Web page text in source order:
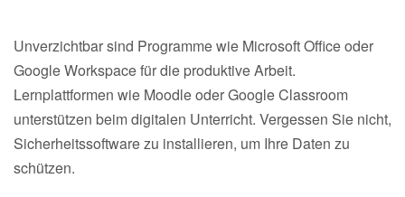
Unverzichtbar sind Programme wie Microsoft Office oder
Google Workspace für die produktive Arbeit.
Lernplattformen wie Moodle oder Google Classroom
unterstützen beim digitalen Unterricht. Vergessen Sie nicht,
Sicherheitssoftware zu installieren, um Ihre Daten zu
schützen.